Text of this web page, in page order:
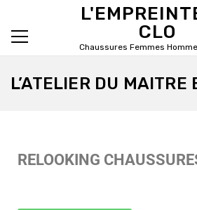
CLO
Chaussures Femmes
Primary Menu
L’ATELIER DU MAITRE
RELOOKING